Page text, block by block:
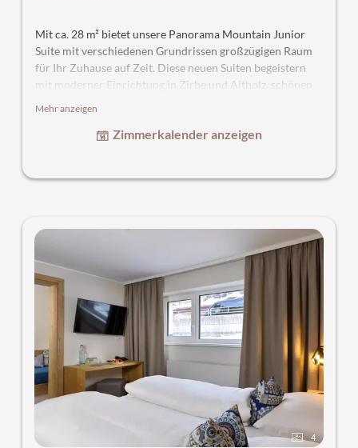
Mit ca. 28 m² bietet unsere Panorama Mountain Junior
Suite mit verschiedenen Grundrissen großzügigen Raum
für Ihr Zuhause auf Zeit. Diese neuen Suiten begeistern
mit moderner Einrichtung in Zirbe und Altholz, schönen
große Terrasse entlang der ganzen Suite. Wunderschöne
Badezimmer – Dusche und WC. Hier lassen sich
Mehr anzeigen
Zimmerkalender anzeigen
4